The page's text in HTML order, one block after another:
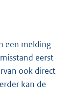
een melding
eerst
ook direct
kan de